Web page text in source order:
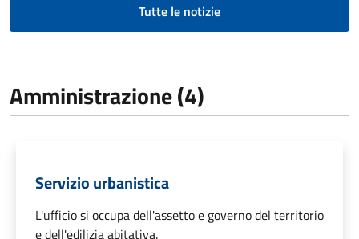
Tutte le notizie
Amministrazione (4)
Servizio urbanistica
L'ufficio si occupa dell'assetto e governo del territorio
e dell'edilizia abitativa.